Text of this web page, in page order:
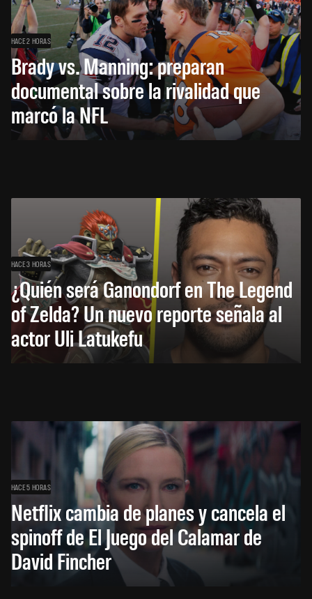
HACE 2 HORAS
Brady vs. Manning: preparan
documental sobre la rivalidad que
marcó la NFL
HACE 3 HORAS
¿Quién será Ganondorf en The Legend
of Zelda? Un nuevo reporte señala al
actor Uli Latukefu
HACE 5 HORAS
Netflix cambia de planes y cancela el
spinoff de El Juego del Calamar de
David Fincher